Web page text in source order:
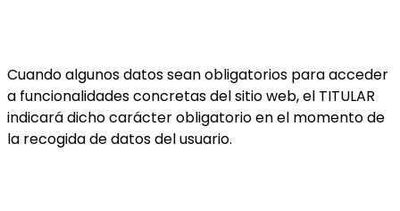
Cuando algunos datos sean obligatorios para acceder
a funcionalidades concretas del sitio web, el TITULAR
indicará dicho carácter obligatorio en el momento de
la recogida de datos del usuario.